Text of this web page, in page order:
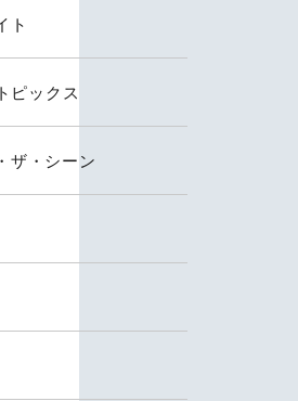
ト
ピックス
ザ・シーン